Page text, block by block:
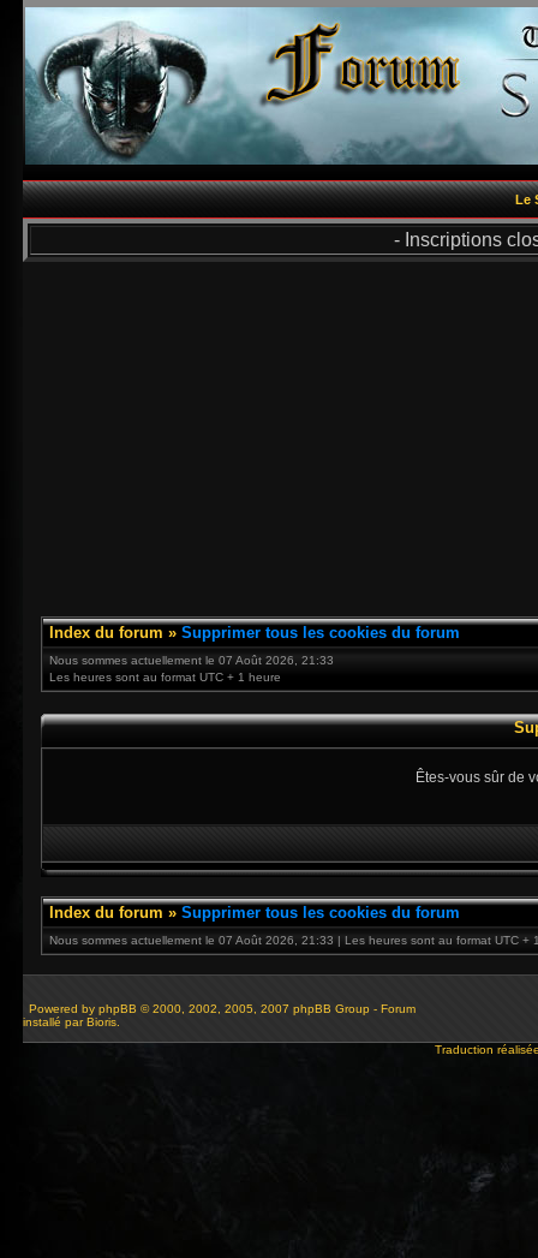
Le
- Inscriptions
Index du forum » Supprimer tous les cookies du forum
Nous sommes actuellement le 07 Août 2026, 21:33
Les heures sont au format UTC + 1 heure
Êtes-vous sûr de
Index du forum » Supprimer tous les cookies du forum
Nous sommes actuellement le 07 Août 2026, 21:33 | Les heures sont au format UTC +
Powered by phpBB © 2000, 2002, 2005, 2007 phpBB Group - Forum
installé par Bioris.
Traduction